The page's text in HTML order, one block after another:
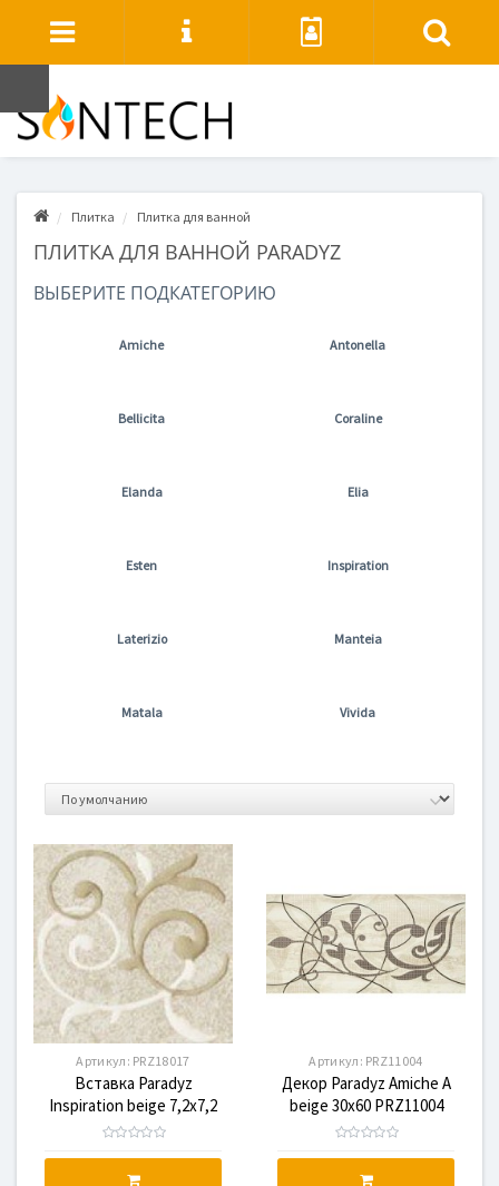
Плитка Плитка для ванной
ПЛИТКА ДЛЯ ВАННОЙ PARADYZ
ВЫБЕРИТЕ ПОДКАТЕГОРИЮ
Amiche Antonella
Bellicita Coraline
Elanda Elia
Esten Inspiration
Laterizio Manteia
Matala Vivida
Артикул: PRZ18017
Вставка Paradyz
Inspiration beige 7,2x7,2
PRZ18017
Артикул: PRZ11004
Декор Paradyz Amiche A
beige 30x60 PRZ11004